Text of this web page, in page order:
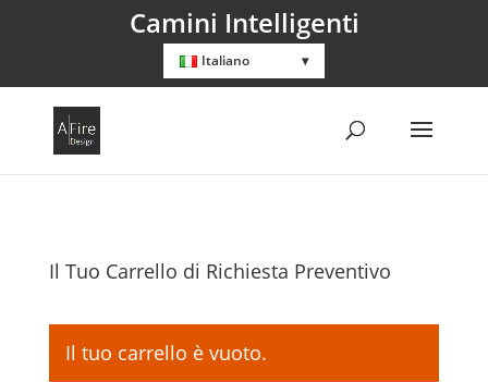
Italiano
Camini Intelligenti
Il Tuo Carrello di Richiesta Preventivo
Il tuo carrello è vuoto.